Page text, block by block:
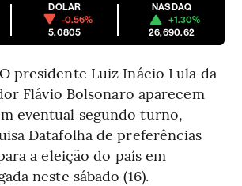
DÓLAR
-0.56%
5.0805
NASDAQ
+1.30%
26,690.62
presidente Luiz Inácio Lula da
Flávio Bolsonaro aparecem
eventual segundo turno,
Datafolha de preferências
a eleição do país em
neste sábado (16).